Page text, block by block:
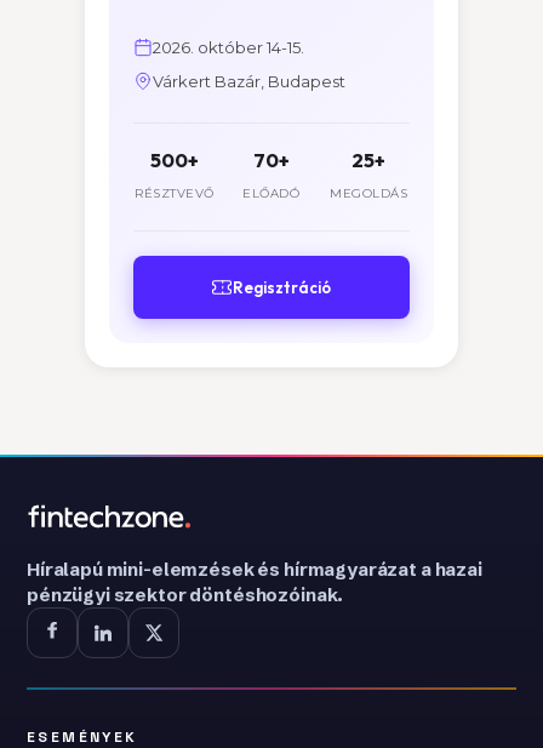
2026. október 14-15.
Várkert Bazár, Budapest
500+
RÉSZTVEVŐ
70+
ELŐADÓ
25+
MEGOLDÁS
Regisztráció
Híralapú mini-elemzések és hírmagyarázat a hazai
pénzügyi szektor döntéshozóinak.
ESEMÉNYEK